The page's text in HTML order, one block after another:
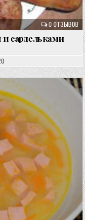
0 ОТЗЫВОВ
и сардельками